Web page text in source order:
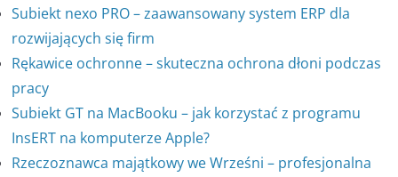
Subiekt nexo PRO – zaawansowany system ERP dla
rozwijających się firm
Rękawice ochronne – skuteczna ochrona dłoni podczas
pracy
Subiekt GT na MacBooku – jak korzystać z programu
InsERT na komputerze Apple?
Rzeczoznawca majątkowy we Wrześni – profesjonalna